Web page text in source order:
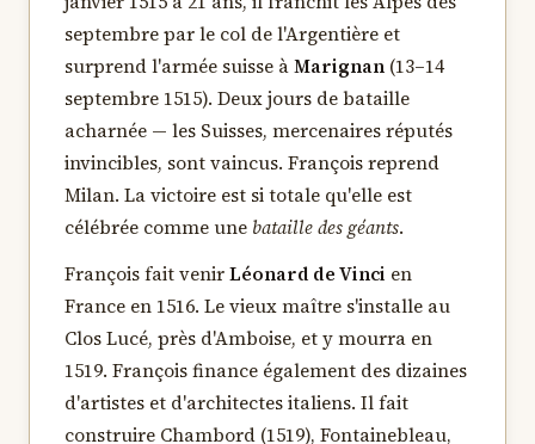
septembre par le col de l'Argentière et
surprend l'armée suisse àMarignan(13–14
septembre 1515). Deux jours de bataille
acharnée — les Suisses, mercenaires réputés
invincibles, sont vaincus. François reprend
Milan. La victoire est si totale qu'elle est
célébrée comme une bataille des géants.
François fait venirLéonard de Vinci en
France en 1516. Le vieux maître s'installe au
Clos Lucé, près d'Amboise, et y mourra en
1519. François finance également des dizaines
d'artistes et d'architectes italiens. Il fait
construire Chambord (1519), Fontainebleau,